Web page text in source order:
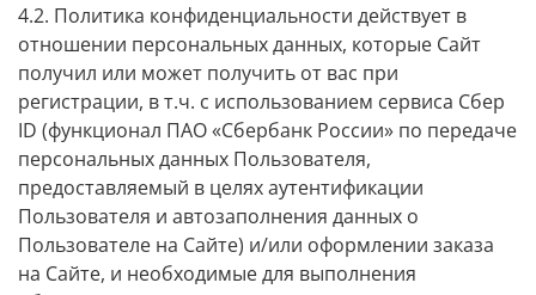
4.2. Политика конфиденциальности действует в
отношении персональных данных, которые Сайт
получил или может получить от вас при
регистрации, в т.ч. с использованием сервиса Сбер
ID (функционал ПАО «Сбербанк России» по передаче
персональных данных Пользователя,
предоставляемый в целях аутентификации
Пользователя и автозаполнения данных о
Пользователе на Сайте) и/или оформлении заказа
на Сайте, и необходимые для выполнения